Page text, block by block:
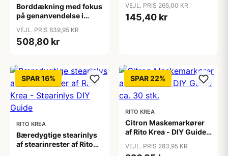
Borddækning med fokus
på genanvendelse i
Krea - Bordpynt DIY
Guide
VEJL. PRIS 639,95 KR
508,80 kr
VEJL. PRIS 265,00 KR
145,40 kr
SPAR 16%
RITO KREA
Bæredygtige stearinlys
af stearinrester af Rito
SPAR 22%
RITO KREA
Citron Maskemarkører
af Rito Krea - DIY Guide
VEJL. PRIS 283,95 KR